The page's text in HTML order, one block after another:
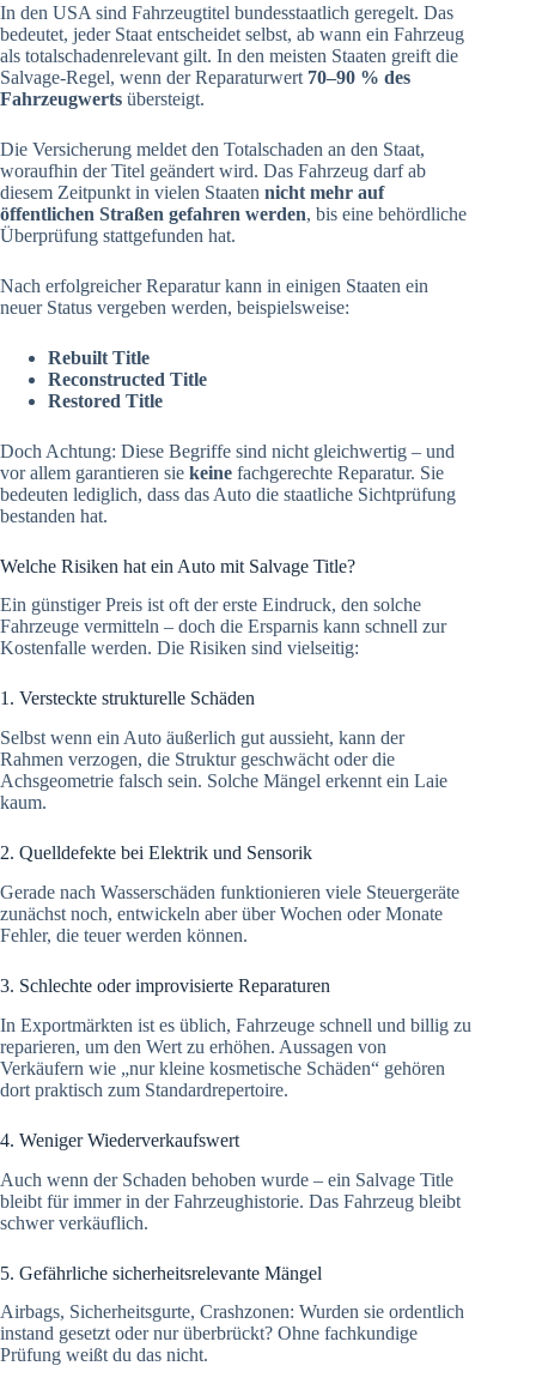
In den USA sind Fahrzeugtitel bundesstaatlich geregelt. Das
bedeutet, jeder Staat entscheidet selbst, ab wann ein Fahrzeug
als totalschadenrelevant gilt. In den meisten Staaten greift die
Salvage-Regel, wenn der Reparaturwert 70–90 % des
Fahrzeugwerts übersteigt.
Die Versicherung meldet den Totalschaden an den Staat,
woraufhin der Titel geändert wird. Das Fahrzeug darf ab
diesem Zeitpunkt in vielen Staaten nicht mehr auf
öffentlichen Straßen gefahren werden, bis eine behördliche
Überprüfung stattgefunden hat.
Nach erfolgreicher Reparatur kann in einigen Staaten ein
neuer Status vergeben werden, beispielsweise:
Rebuilt Title
Reconstructed Title
Restored Title
Doch Achtung: Diese Begriffe sind nicht gleichwertig – und
vor allem garantieren sie keine fachgerechte Reparatur. Sie
bedeuten lediglich, dass das Auto die staatliche Sichtprüfung
bestanden hat.
Welche Risiken hat ein Auto mit Salvage Title?
Ein günstiger Preis ist oft der erste Eindruck, den solche
Fahrzeuge vermitteln – doch die Ersparnis kann schnell zur
Kostenfalle werden. Die Risiken sind vielseitig:
1. Versteckte strukturelle Schäden
Selbst wenn ein Auto äußerlich gut aussieht, kann der
Rahmen verzogen, die Struktur geschwächt oder die
Achsgeometrie falsch sein. Solche Mängel erkennt ein Laie
kaum.
2. Quelldefekte bei Elektrik und Sensorik
Gerade nach Wasserschäden funktionieren viele Steuergeräte
zunächst noch, entwickeln aber über Wochen oder Monate
Fehler, die teuer werden können.
3. Schlechte oder improvisierte Reparaturen
In Exportmärkten ist es üblich, Fahrzeuge schnell und billig zu
reparieren, um den Wert zu erhöhen. Aussagen von
Verkäufern wie „nur kleine kosmetische Schäden“ gehören
dort praktisch zum Standardrepertoire.
4. Weniger Wiederverkaufswert
Auch wenn der Schaden behoben wurde – ein Salvage Title
bleibt für immer in der Fahrzeughistorie. Das Fahrzeug bleibt
schwer verkäuflich.
5. Gefährliche sicherheitsrelevante Mängel
Airbags, Sicherheitsgurte, Crashzonen: Wurden sie ordentlich
instand gesetzt oder nur überbrückt? Ohne fachkundige
Prüfung weißt du das nicht.